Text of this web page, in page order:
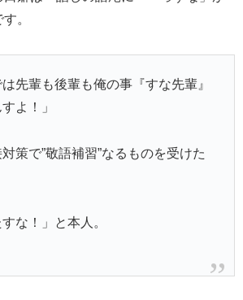
。
は先輩も後輩も俺の事『すな先輩』
よ！」
策で”敬語補習”なるものを受けた
な！」と本人。